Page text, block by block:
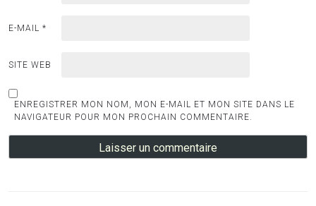
E-MAIL *
SITE WEB
ENREGISTRER MON NOM, MON E-MAIL ET MON SITE DANS LE
NAVIGATEUR POUR MON PROCHAIN COMMENTAIRE.